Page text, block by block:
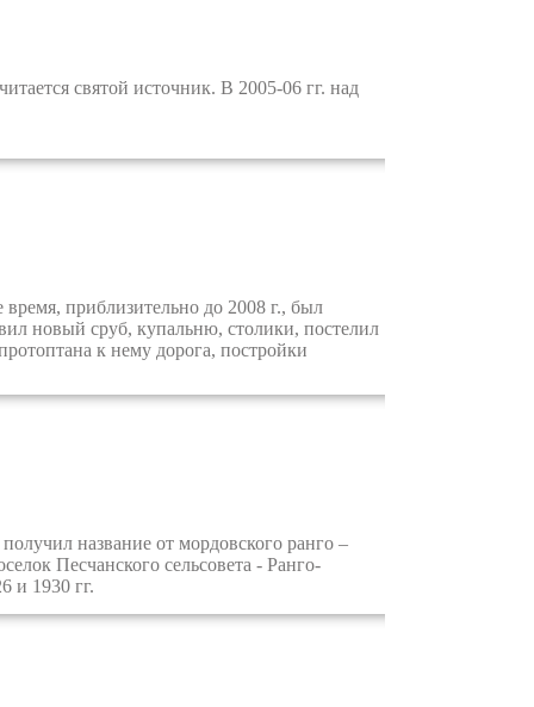
святой источник. В 2005-06 гг. над
приблизительно до 2008 г., был
новый сруб, купальню, столики, постелил
к нему дорога, постройки
название от мордовского ранго –
Песчанского сельсовета - Ранго-
и 1930 гг.